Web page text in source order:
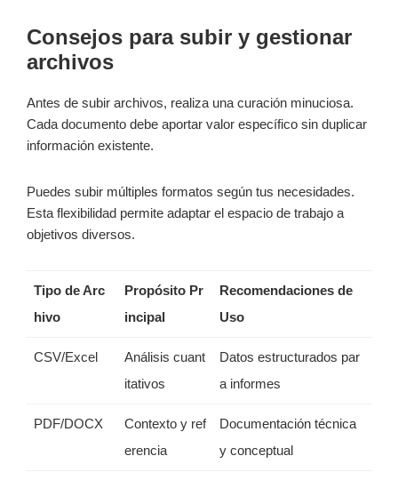
Consejos para subir y gestionar
archivos
Antes de subir archivos, realiza una curación minuciosa.
Cada documento debe aportar valor específico sin duplicar
información existente.
Puedes subir múltiples formatos según tus necesidades.
Esta flexibilidad permite adaptar el espacio de trabajo a
objetivos diversos.
Tipo de Arc
hivo
Propósito Pr
incipal
Recomendaciones de
Uso
CSV/Excel
Análisis cuant
itativos
Datos estructurados par
a informes
PDF/DOCX
Contexto y ref
erencia
Documentación técnica
y conceptual